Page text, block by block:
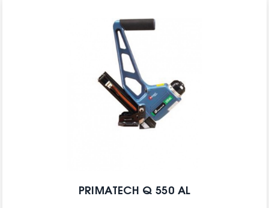
PRIMATECH Q 550 AL